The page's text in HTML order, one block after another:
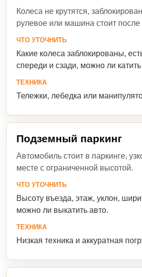
Колеса не крутятся,
рулевое или машина стоит
ЧТО УТОЧНИТЬ
Какие колеса заблокированы,
спереди и сзади, можно ли катить
ТЕХНИКА
Тележки, лебедка или
Подземный паркинг
Автомобиль стоит в паркинге,
месте с ограниченной высотой.
ЧТО УТОЧНИТЬ
Высоту въезда, этаж, уклон,
можно ли выкатить авто.
ТЕХНИКА
Низкая техника и аккуратная